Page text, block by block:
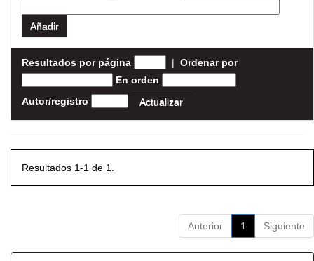
Resultados por página | Ordenar por
En orden
Autor/registro
Resultados 1-1 de 1.
Anterior 1 Siguiente